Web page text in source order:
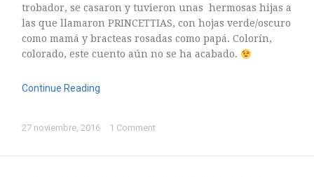
PLANTAS
ramos de novia
Sin categoría
trobador, se casaron y tuvieron unas hermosas hijas a
las que llamaron PRINCETTIAS, con hojas verde/oscuro
como mamá y bracteas rosadas como papá. Colorín,
colorado, este cuento aún no se ha acabado.
Continue Reading
27 noviembre, 2016 1 Comment